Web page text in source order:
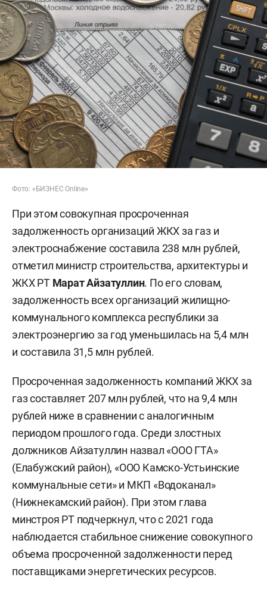
Фото: «БИЗНЕС Online»
При этом совокупная просроченная
задолженность организаций ЖКХ за газ и
электроснабжение составила 238 млн рублей,
отметил министр строительства, архитектуры и
ЖКХ РТ Марат Айзатуллин. По его словам,
задолженность всех организаций жилищно-
коммунального комплекса республики за
электроэнергию за год уменьшилась на 5,4 млн
и составила 31,5 млн рублей.
Просроченная задолженность компаний ЖКХ за
газ составляет 207 млн рублей, что на 9,4 млн
рублей ниже в сравнении с аналогичным
периодом прошлого года. Среди злостных
должников Айзатуллин назвал «ООО ГТА»
(Елабужский район), «ООО Камско-Устьинские
коммунальные сети» и МКП «Водоканал»
(Нижнекамский район). При этом глава
минстроя РТ подчеркнул, что с 2021 года
наблюдается стабильное снижение совокупного
объема просроченной задолженности перед
поставщиками энергетических ресурсов.